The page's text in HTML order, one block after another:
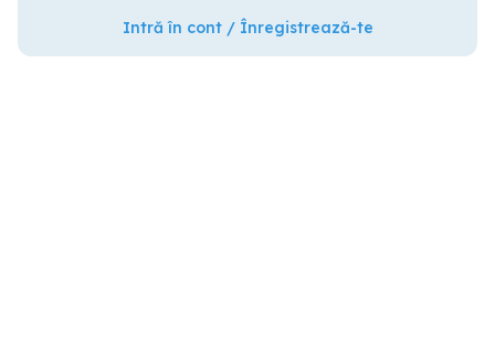
Intră în cont / Înregistrează-te